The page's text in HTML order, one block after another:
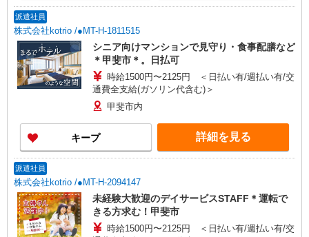
派遣社員
株式会社kotrio /●MT-H-1811515
シニア向けマンションで見守り・食事配膳など
＊甲斐市＊。日払可
時給1500円〜2125円 ＜日払い有/週払い有/交
通費全支給(ガソリン代含む)＞
甲斐市内
キープ 詳細を見る
派遣社員
株式会社kotrio /●MT-H-2094147
未経験大歓迎のデイサービスSTAFF＊運転で
きる方求む！甲斐市
時給1500円〜2125円 ＜日払い有/週払い有/交